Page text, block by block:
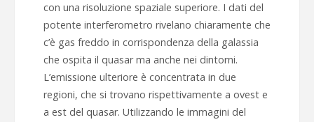
con una risoluzione spaziale superiore. I dati del
potente interferometro rivelano chiaramente che
c’è gas freddo in corrispondenza della galassia
che ospita il quasar ma anche nei dintorni.
L’emissione ulteriore è concentrata in due
regioni, che si trovano rispettivamente a ovest e
a est del quasar. Utilizzando le immagini del